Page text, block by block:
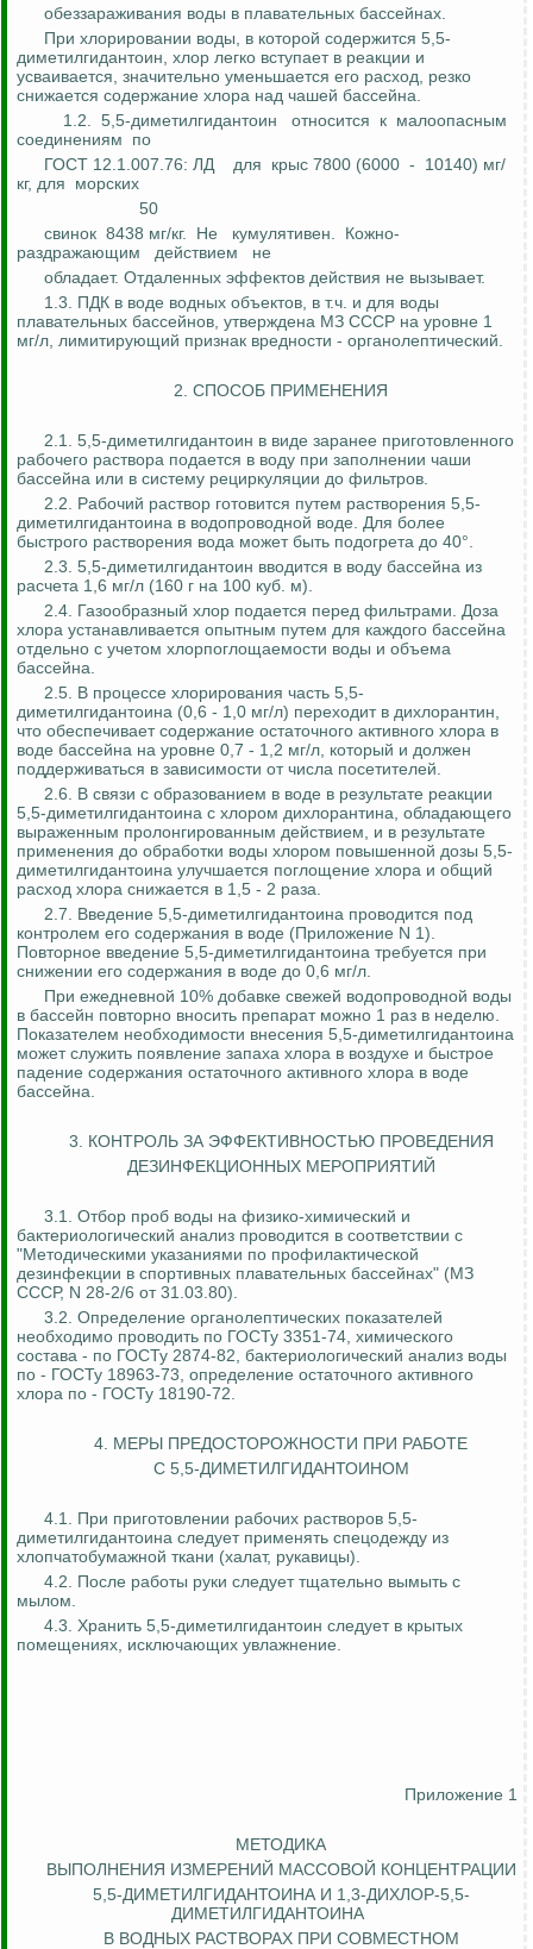
обеззараживания воды в плавательных бассейнах.
При хлорировании воды, в которой содержится 5,5-
диметилгидантоин, хлор легко вступает в реакции и
усваивается, значительно уменьшается его расход, резко
снижается содержание хлора над чашей бассейна.
1.2. 5,5-диметилгидантоин относится к малоопасным
соединениям
по
ГОСТ 12.1.007.76: ЛД
для крыс 7800 (6000 -
10140) мг/
кг, для
морских
50
свинок 8438 мг/кг. Не кумулятивен.
Кожно-
раздражающим
действием
не
обладает. Отдаленных эффектов действия не вызывает.
1.3. ПДК в воде водных объектов, в т.ч. и для воды
плавательных бассейнов, утверждена МЗ СССР на уровне 1
мг/л, лимитирующий признак вредности - органолептический.
2. СПОСОБ ПРИМЕНЕНИЯ
2.1. 5,5-диметилгидантоин в виде заранее приготовленного
рабочего раствора подается в воду при заполнении чаши
бассейна или в систему рециркуляции до фильтров.
2.2. Рабочий раствор готовится путем растворения 5,5-
диметилгидантоина в водопроводной воде. Для более
быстрого растворения вода может быть подогрета до 40°.
2.3. 5,5-диметилгидантоин вводится в воду бассейна из
расчета 1,6 мг/л (160 г на 100 куб. м).
2.4. Газообразный хлор подается перед фильтрами. Доза
хлора устанавливается опытным путем для каждого бассейна
отдельно с учетом хлорпоглощаемости воды и объема
бассейна.
2.5. В процессе хлорирования часть 5,5-
диметилгидантоина (0,6 - 1,0 мг/л) переходит в дихлорантин,
что обеспечивает содержание остаточного активного хлора в
воде бассейна на уровне 0,7 - 1,2 мг/л, который и должен
поддерживаться в зависимости от числа посетителей.
2.6. В связи с образованием в воде в результате реакции
5,5-диметилгидантоина с хлором дихлорантина, обладающего
выраженным пролонгированным действием, и в результате
применения до обработки воды хлором повышенной дозы 5,5-
диметилгидантоина улучшается поглощение хлора и общий
расход хлора снижается в 1,5 - 2 раза.
2.7. Введение 5,5-диметилгидантоина проводится под
контролем его содержания в воде (Приложение N 1).
Повторное введение 5,5-диметилгидантоина требуется при
снижении его содержания в воде до 0,6 мг/л.
При ежедневной 10% добавке свежей водопроводной воды
в бассейн повторно вносить препарат можно 1 раз в неделю.
Показателем необходимости внесения 5,5-диметилгидантоина
может служить появление запаха хлора в воздухе и быстрое
падение содержания остаточного активного хлора в воде
бассейна.
3. КОНТРОЛЬ ЗАЭФФЕКТИВНОСТЬЮ ПРОВЕДЕНИЯ
ДЕЗИНФЕКЦИОННЫХ МЕРОПРИЯТИЙ
3.1. Отбор проб воды на физико-химический и
бактериологический анализ проводится в соответствии с
"Методическими указаниями по профилактической
дезинфекции в спортивных плавательных бассейнах" (МЗ
СССР, N 28-2/6 от 31.03.80).
3.2. Определение органолептических показателей
необходимо проводить по ГОСТу 3351-74, химического
состава - по ГОСТу 2874-82, бактериологический анализ воды
по - ГОСТу 18963-73, определение остаточного активного
хлора по - ГОСТу 18190-72.
4. МЕРЫ ПРЕДОСТОРОЖНОСТИ ПРИ РАБОТЕ
С 5,5-ДИМЕТИЛГИДАНТОИНОМ
4.1. При приготовлении рабочих растворов 5,5-
диметилгидантоина следует применять спецодежду из
хлопчатобумажной ткани (халат, рукавицы).
4.2. После работы руки следует тщательно вымыть с
мылом.
4.3. Хранить 5,5-диметилгидантоин следует в крытых
помещениях, исключающих увлажнение.
Приложение 1
МЕТОДИКА
ВЫПОЛНЕНИЯ ИЗМЕРЕНИЙ МАССОВОЙ КОНЦЕНТРАЦИИ
5,5-ДИМЕТИЛГИДАНТОИНА И 1,3-ДИХЛОР-5,5-
ДИМЕТИЛГИДАНТОИНА
В ВОДНЫХ РАСТВОРАХ ПРИ СОВМЕСТНОМ